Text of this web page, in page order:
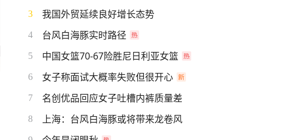
3 我国外贸延续良好增长态势
4 台风白海豚实时路径
5 中国女篮70-67险胜尼日利亚女篮
6 女子称面试大概率失败但很开心
7 名创优品回应女子吐槽内裤质量差
8 上海：台风白海豚或将带来龙卷风